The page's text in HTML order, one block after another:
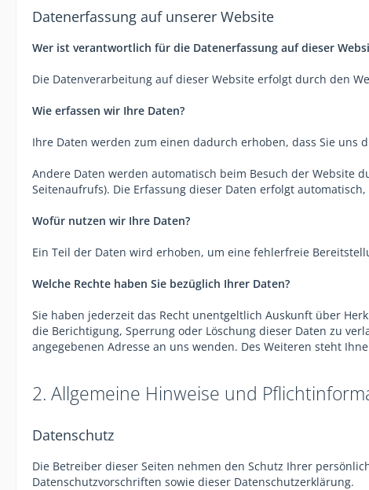
Datenerfassung auf unserer Website
Wer ist verantwortlich für die Datenerfassung auf dieser
Die Datenverarbeitung auf dieser Website erfolgt durch den
Wie erfassen wir Ihre Daten?
Ihre Daten werden zum einen dadurch erhoben, dass Sie uns
Andere Daten werden automatisch beim Besuch der Website
Seitenaufrufs). Die Erfassung dieser Daten erfolgt
Wofür nutzen wir Ihre Daten?
Ein Teil der Daten wird erhoben, um eine fehlerfreie
Welche Rechte haben Sie bezüglich Ihrer Daten?
Sie haben jederzeit das Recht unentgeltlich Auskunft über
die Berichtigung, Sperrung oder Löschung dieser Daten zu
angegebenen Adresse an uns wenden. Des Weiteren steht
2. Allgemeine Hinweise und
Datenschutz
Die Betreiber dieser Seiten nehmen den Schutz Ihrer
Datenschutzvorschriften sowie dieser Datenschutzerklärung.